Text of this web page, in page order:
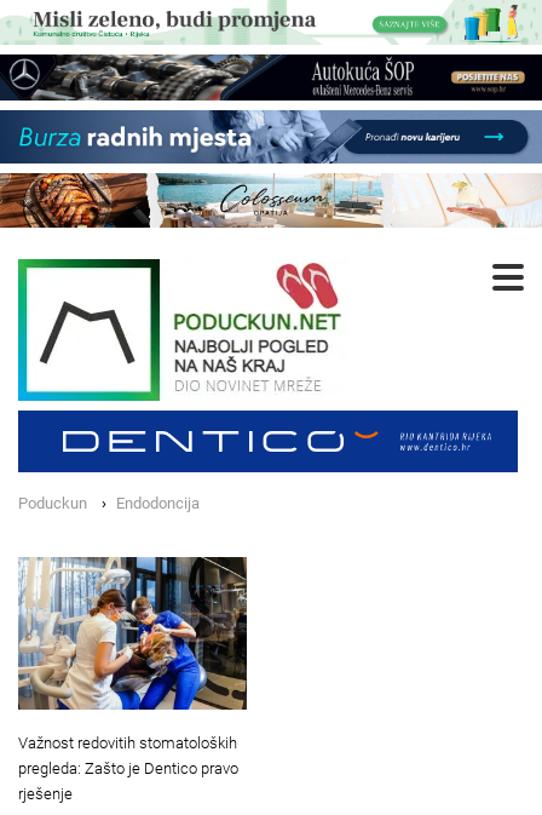
Poduckun Endodoncija
Važnost redovitih stomatoloških
pregleda: Zašto je Dentico pravo
rješenje